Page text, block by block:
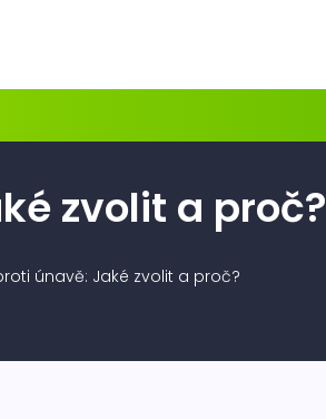
zvolit a proč?
únavě: Jaké zvolit a proč?